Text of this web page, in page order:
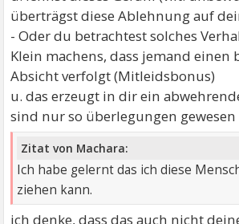
überträgst diese Ablehnung auf
- Oder du betrachtest solches
Klein machens, dass jemand einen
Absicht verfolgt (Mitleidsbonus)
u. das erzeugt in dir ein
sind nur so überlegungen gewesen
Zitat von Machara:
Ich habe gelernt das ich diese
ziehen kann.
ich denke, dass das auch nicht